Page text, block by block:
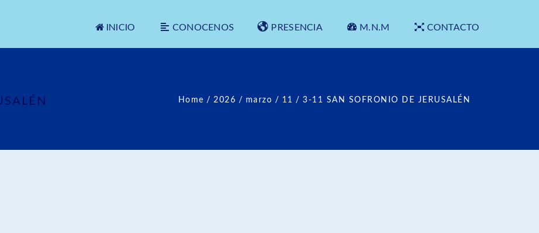
INICIO CONOCENOS PRESENCIA M.N.M CONTACTO
Home / 2026 / marzo / 11 / 3-11 SAN SOFRONIO DE JERUSALÉN